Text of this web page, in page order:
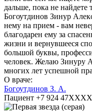
дальше, пока не найдете
Богоутдинов Зинур
нему на прием - вам
благодарен ему за
жизни и вернувшееся
большой буквы,
человек. Желаю Зинуру
многих лет успешной
О враче:
Богоутдинов З. А.
Пациент +7 924